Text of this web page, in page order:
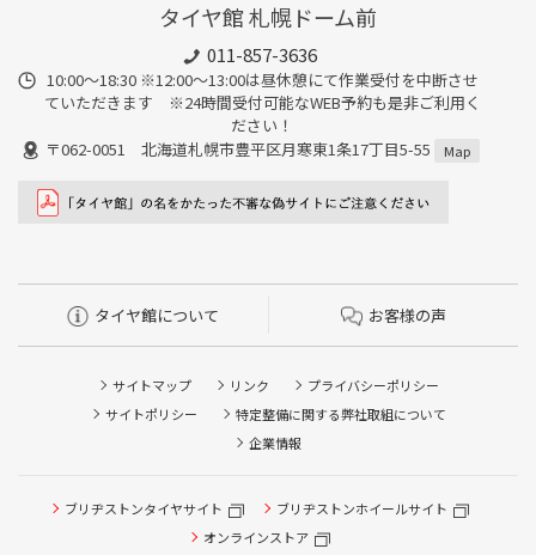
タイヤ館 札幌ドーム前
011-857-3636
10:00～18:30 ※12:00～13:00は昼休憩にて作業受付を中断させ
ていただきます ※24時間受付可能なWEB予約も是非ご利用く
ださい！
〒062-0051 北海道札幌市豊平区月寒東1条17丁目5-55
Map
タイヤ館について お客様の声
サイトマップ リンク
プライバシーポリシー
サイトポリシー
特定整備に関する弊社取組について
企業情報
ブリヂストンタイヤサイト
ブリヂストンホイールサイト
オンラインストア
タイヤ点検・安全点検/タイヤ履き替え/オイル交換/その他
ピット作業の予約